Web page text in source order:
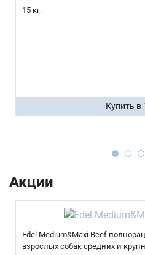
15 кг.
Купить в
Акции
Edel Medium&Maxi Beef
взрослых собак средних и